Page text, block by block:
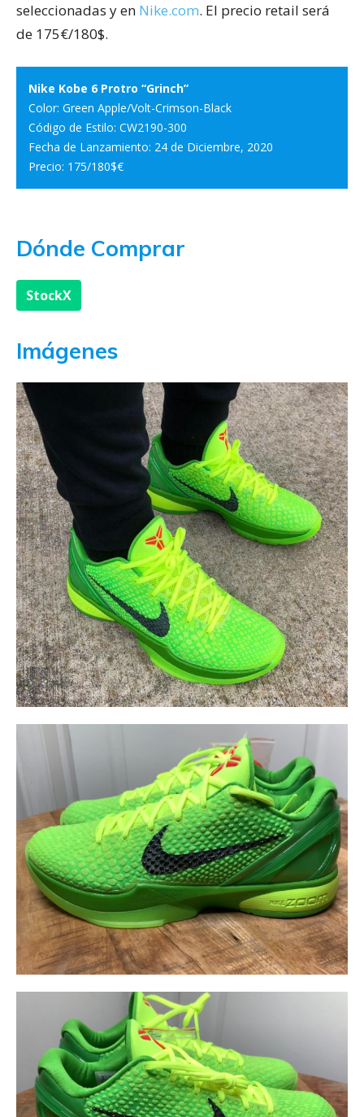
seleccionadas y en Nike.com. El precio retail será
de 175€/180$.
Nike Kobe 6 Protro “Grinch”
Color: Green Apple/Volt-Crimson-Black
Código de Estilo: CW2190-300
Fecha de Lanzamiento: 24 de Diciembre, 2020
Precio: 175/180$€
Dónde Comprar
StockX
Imágenes